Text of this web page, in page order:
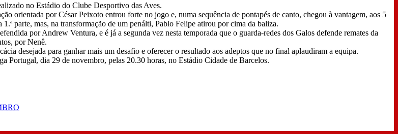
no Estádio do Clube Desportivo das Aves.
orientada por César Peixoto entrou forte no jogo e, numa sequência de pontapés de canto, chegou à vantagem, aos 5
parte, mas, na transformação de um penálti, Pablo Felipe atirou por cima da baliza.
por Andrew Ventura, e é já a segunda vez nesta temporada que o guarda-redes dos Galos defende remates da
por Nenê.
desejada para ganhar mais um desafio e oferecer o resultado aos adeptos que no final aplaudiram a equipa.
dia 29 de novembro, pelas 20.30 horas, no Estádio Cidade de Barcelos.